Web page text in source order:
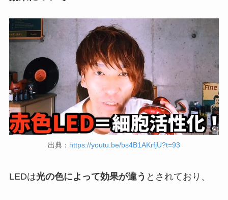
出典： https://youtu.be/bs4B1AKrfjU?t=93
LEDは光の色によって効果が違う とされており、